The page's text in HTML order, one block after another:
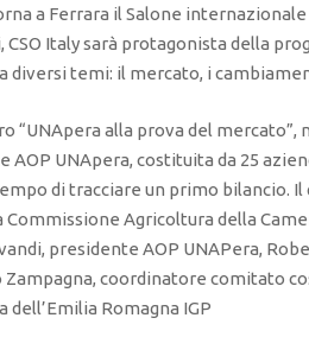
a Ferrara il Salone
CSO Italy sarà protagonista della
temi: il mercato, i
“UNApera alla prova del
AOP UNApera, costituita da 25
di tracciare un primo bilancio.
Commissione Agricoltura della
presidente AOP UNAPera,
coordinatore comitato
Romagna IGP